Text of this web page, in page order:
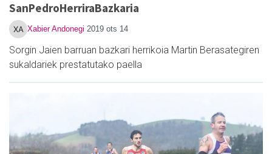
SanPedroHerriraBazkaria
Xabier Andonegi 2019 ots 14
Sorgin Jaien barruan bazkari herrikoia Martin Berasategiren
sukaldariek prestatutako paella